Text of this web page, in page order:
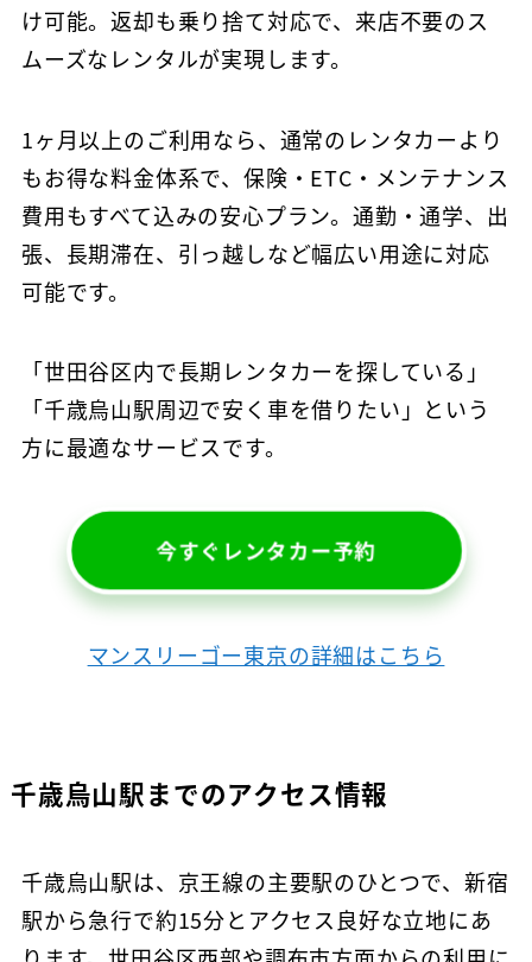
け可能。返却も乗り捨て対応で、来店不要のス
ムーズなレンタルが実現します。
1ヶ月以上のご利用なら、通常のレンタカーより
もお得な料金体系で、保険・ETC・メンテナンス
費用もすべて込みの安心プラン。通勤・通学、出
張、長期滞在、引っ越しなど幅広い用途に対応
可能です。
「世田谷区内で長期レンタカーを探している」
「千歳烏山駅周辺で安く車を借りたい」という
方に最適なサービスです。
今すぐレンタカー予約
マンスリーゴー東京の詳細はこちら
千歳烏山駅までのアクセス情報
千歳烏山駅は、京王線の主要駅のひとつで、新宿
駅から急行で約15分とアクセス良好な立地にあ